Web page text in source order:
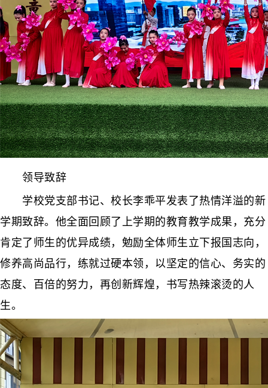
领导致辞
学校党支部书记、校长李乖平发表了热情洋溢的新
学期致辞。他全面回顾了上学期的教育教学成果，充分
肯定了师生的优异成绩，勉励全体师生立下报国志向，
修养高尚品行，练就过硬本领，以坚定的信心、务实的
态度、百倍的努力，再创新辉煌，书写热辣滚烫的人
生。